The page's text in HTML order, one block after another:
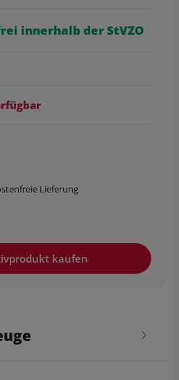
innerhalb der StVZO
Lieferung
kaufen